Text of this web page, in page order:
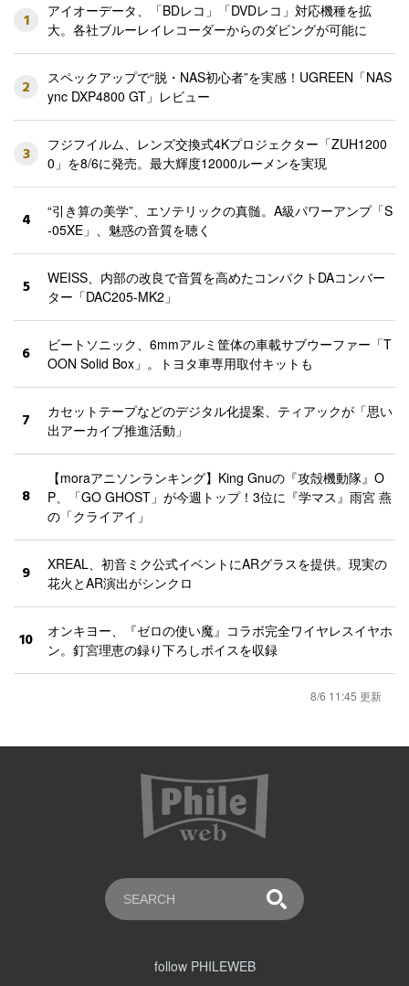
1
アイオーデータ、「BDレコ」「DVDレコ」対応機種を拡
大。各社ブルーレイレコーダーからのダビングが可能に
2
スペックアップで“脱・NAS初心者”を実感！UGREEN「NAS
ync DXP4800 GT」レビュー
3
フジフイルム、レンズ交換式4Kプロジェクター「ZUH1200
0」を8/6に発売。最大輝度12000ルーメンを実現
4
“引き算の美学”、エソテリックの真髄。A級パワーアンプ「S
-05XE」、魅惑の音質を聴く
5
WEISS、内部の改良で音質を高めたコンパクトDAコンバー
ター「DAC205-MK2」
6
ビートソニック、6mmアルミ筐体の車載サブウーファー「T
OON Solid Box」。トヨタ車専用取付キットも
7
カセットテープなどのデジタル化提案、ティアックが「思い
出アーカイブ推進活動」
8
【moraアニソンランキング】King Gnuの『攻殻機動隊』O
P、「GO GHOST」が今週トップ！3位に『学マス』雨宮 燕
の「クライアイ」
9
XREAL、初音ミク公式イベントにARグラスを提供。現実の
花火とAR演出がシンクロ
10
オンキヨー、『ゼロの使い魔』コラボ完全ワイヤレスイヤホ
ン。釘宮理恵の録り下ろしボイスを収録
8/6 11:45 更新
follow PHILEWEB